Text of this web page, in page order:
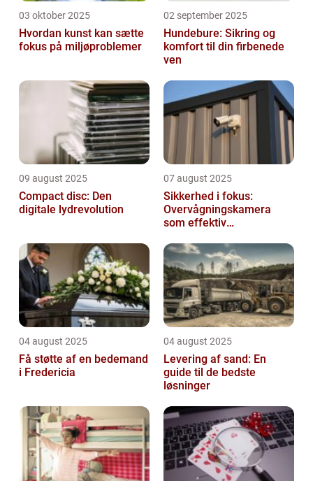
03 oktober 2025
Hvordan kunst kan sætte
fokus på miljøproblemer
02 september 2025
Hundebure: Sikring og
komfort til din firbenede
ven
09 august 2025
Compact disc: Den
digitale lydrevolution
07 august 2025
Sikkerhed i fokus:
Overvågningskamera
som effektiv
04 august 2025
Få støtte af en bedemand
i Fredericia
04 august 2025
Levering af sand: En
guide til de bedste
løsninger